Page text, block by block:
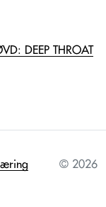
DEEP THROAT
© 2026